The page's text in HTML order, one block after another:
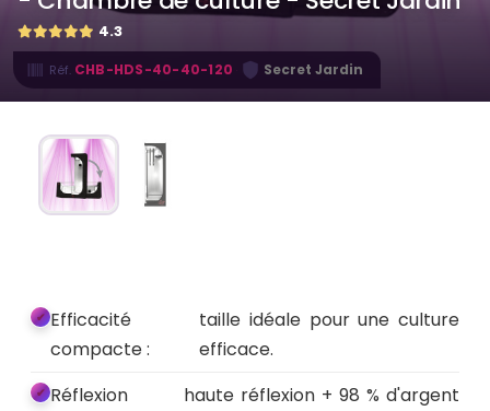
4.3
Réf. CHB-HDS-40-40-120 Secret Jardin
Efficacité
compacte :
taille idéale pour une culture
efficace.
Réflexion
haute réflexion + 98 % d'argent